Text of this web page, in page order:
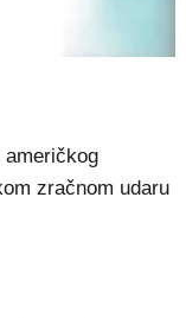
zračnom udaru